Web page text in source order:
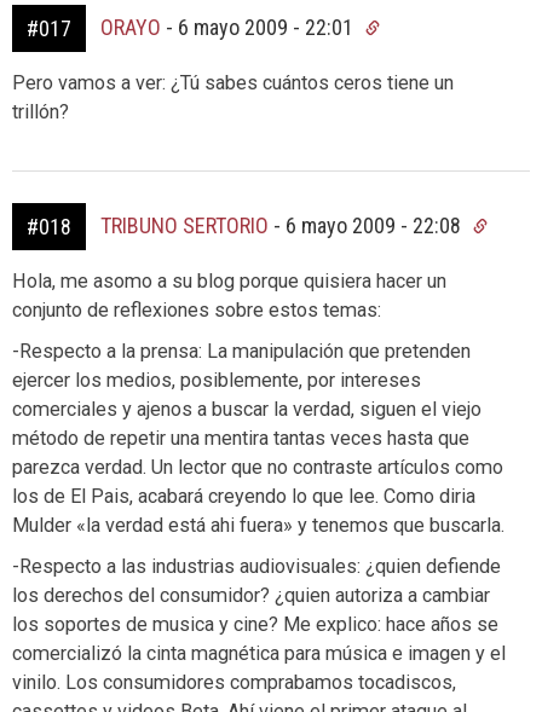
#017 ORAYO - 6 mayo 2009 - 22:01
Pero vamos a ver: ¿Tú sabes cuántos ceros tiene un
trillón?
#018 TRIBUNO SERTORIO - 6 mayo 2009 - 22:08
Hola, me asomo a su blog porque quisiera hacer un
conjunto de reflexiones sobre estos temas:
-Respecto a la prensa: La manipulación que pretenden
ejercer los medios, posiblemente, por intereses
comerciales y ajenos a buscar la verdad, siguen el viejo
método de repetir una mentira tantas veces hasta que
parezca verdad. Un lector que no contraste artículos como
los de El Pais, acabará creyendo lo que lee. Como diria
Mulder «la verdad está ahi fuera» y tenemos que buscarla.
-Respecto a las industrias audiovisuales: ¿quien defiende
los derechos del consumidor? ¿quien autoriza a cambiar
los soportes de musica y cine? Me explico: hace años se
comercializó la cinta magnética para música e imagen y el
vinilo. Los consumidores comprabamos tocadiscos,